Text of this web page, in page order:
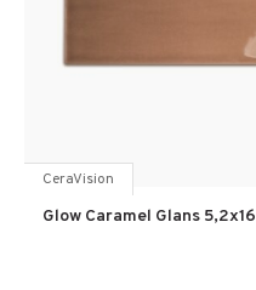
CeraVision
Glow Caramel Glans 5,2x16